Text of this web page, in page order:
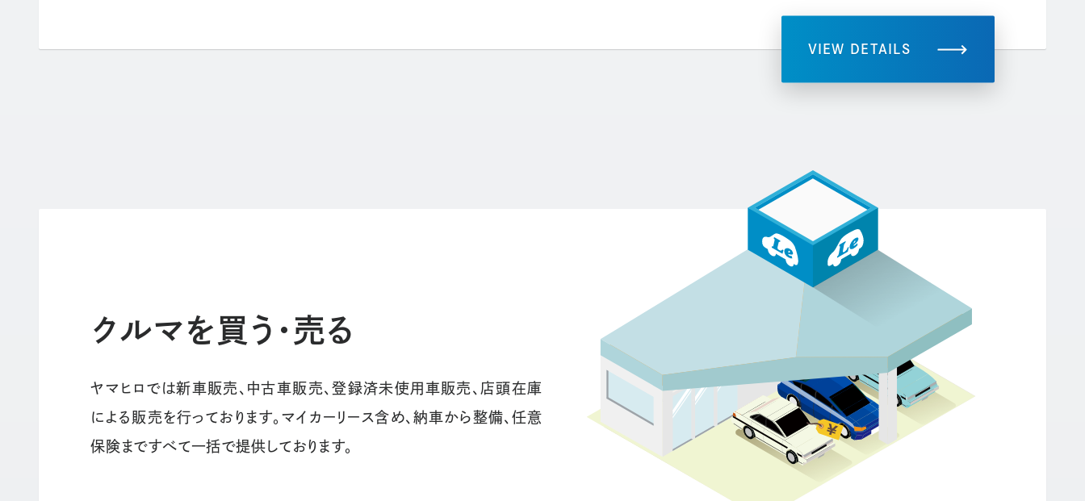
VIEW DETAILS
クルマを買う・売る
ヤマヒロでは新車販売、中古車販売、登録済未使用車販売、店頭在庫
による販売を行っております。マイカーリース含め、納車から整備、任意
保険まですべて一括で提供しております。